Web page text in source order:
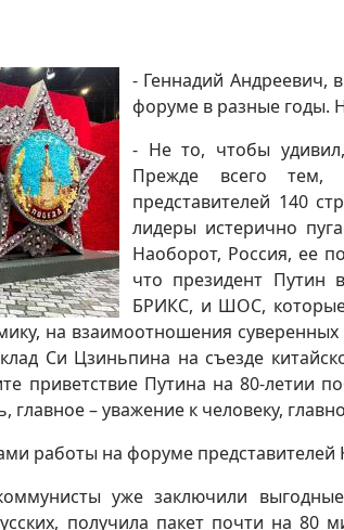
- Геннадий Андреевич,
форуме в разные годы.
- Не то, чтобы
Прежде всего тем,
представителей 140
лидеры истерично
Наоборот, Россия, ее
что президент Путин
БРИКС, и ШОС,
на взаимоотношения суверенных
Си Цзиньпина на съезде
приветствие Путина на 80-летии
главное – уважение к человеку,
работы на форуме
уже заключили
получила пакет почти на 80